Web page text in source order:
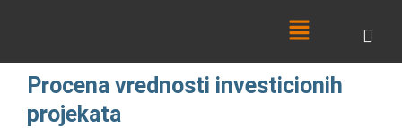
Menu
Procena vrednosti investicionih
projekata